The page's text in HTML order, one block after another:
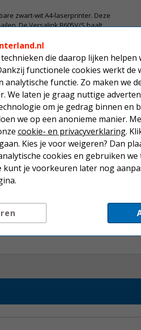
zwart-wit A4-laserprinter. Deze
De Versalink B605V/S haalt
of tablet is mogelijk. De
Deze
standaard papiercapaciteit van
netwerkkabel of (optioneel) via
in overleg
die daarop lijken helpen
functionele cookies werkt de
analytische functie. Zo maken we
We laten je graag nuttige
om je gedrag binnen en
we op een anonieme manier.
cookie- en privacyverklaring.
Kies je voor weigeren? Dan
cookies en gebruiken we
kunt je voorkeuren later nog